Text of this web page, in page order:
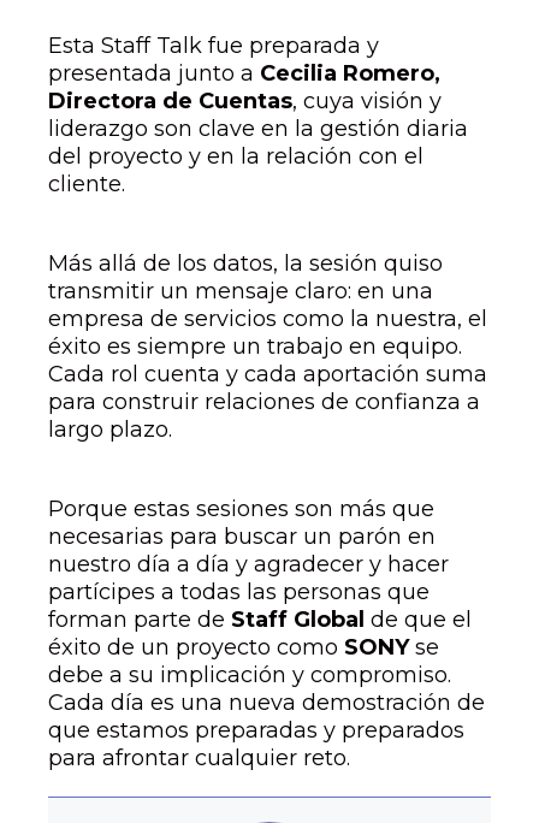
Esta Staff Talk fue preparada y
presentada junto a Cecilia Romero,
Directora de Cuentas, cuya visión y
liderazgo son clave en la gestión diaria
del proyecto y en la relación con el
cliente.
Más allá de los datos, la sesión quiso
transmitir un mensaje claro: en una
empresa de servicios como la nuestra, el
éxito es siempre un trabajo en equipo.
Cada rol cuenta y cada aportación suma
para construir relaciones de confianza a
largo plazo.
Porque estas sesiones son más que
necesarias para buscar un parón en
nuestro día a día y agradecer y hacer
partícipes a todas las personas que
forman parte de Staff Global de que el
éxito de un proyecto como SONYse
debe a su implicación y compromiso.
Cada día es una nueva demostración de
que estamos preparadas y preparados
para afrontar cualquier reto.